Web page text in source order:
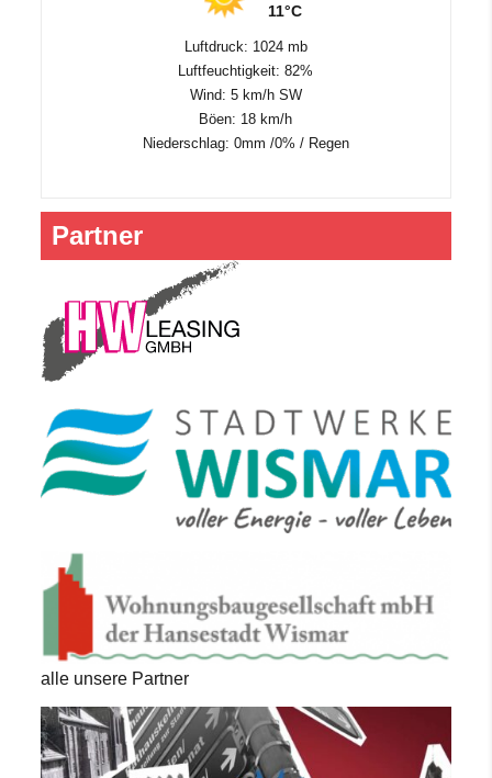
11°C
Luftdruck: 1024 mb
Luftfeuchtigkeit: 82%
Wind: 5 km/h SW
Böen: 18 km/h
Niederschlag: 0mm /0% / Regen
Partner
alle unsere Partner